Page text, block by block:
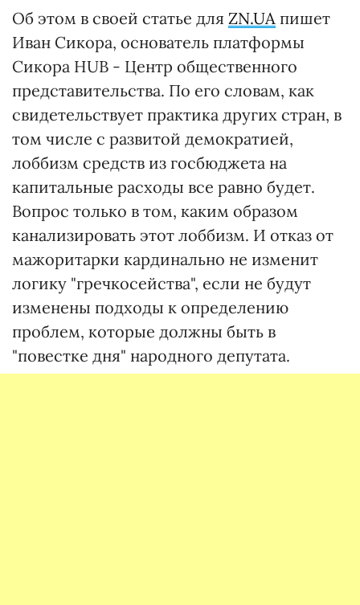
Об этом в своей статье для ZN.UA пишет
Иван Сикора, основатель платформы
Сикора HUB - Центр общественного
представительства. По его словам, как
свидетельствует практика других стран, в
том числе с развитой демократией,
лоббизм средств из госбюджета на
капитальные расходы все равно будет.
Вопрос только в том, каким образом
канализировать этот лоббизм. И отказ от
мажоритарки кардинально не изменит
логику "гречкосейства", если не будут
изменены подходы к определению
проблем, которые должны быть в
"повестке дня" народного депутата.